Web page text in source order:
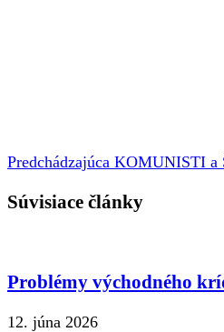
Predchádzajúca KOMUNISTI a
Súvisiace články
Problémy východného
12. júna 2026